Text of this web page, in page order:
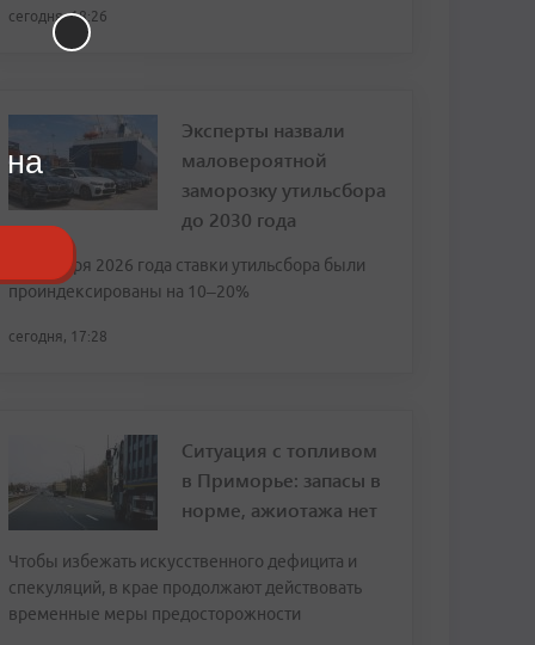
сегодня, 18:26
Эксперты назвали
маловероятной
заморозку утильсбора
до 2030 года
С 1 января 2026 года ставки утильсбора были
проиндексированы на 10–20%
сегодня, 17:28
Ситуация с топливом
в Приморье: запасы в
норме, ажиотажа нет
Чтобы избежать искусственного дефицита и
спекуляций, в крае продолжают действовать
временные меры предосторожности